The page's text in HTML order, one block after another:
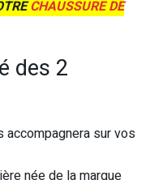
CHAUSSURE DE
des 2
accompagnera sur vos
née de la marque